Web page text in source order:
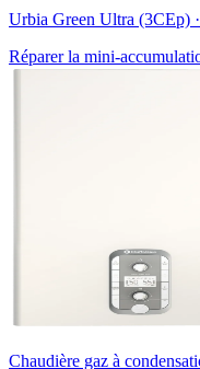
Urbia Green Ultra (3CEp)
Réparer la mini-
Chaudière gaz à